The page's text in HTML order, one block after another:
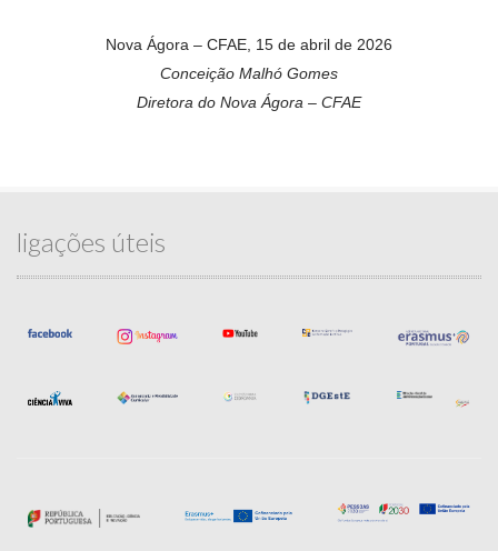
Nova Ágora – CFAE, 15 de abril de 2026
Conceição Malhó Gomes
Diretora do Nova Ágora – CFAE
ligações úteis